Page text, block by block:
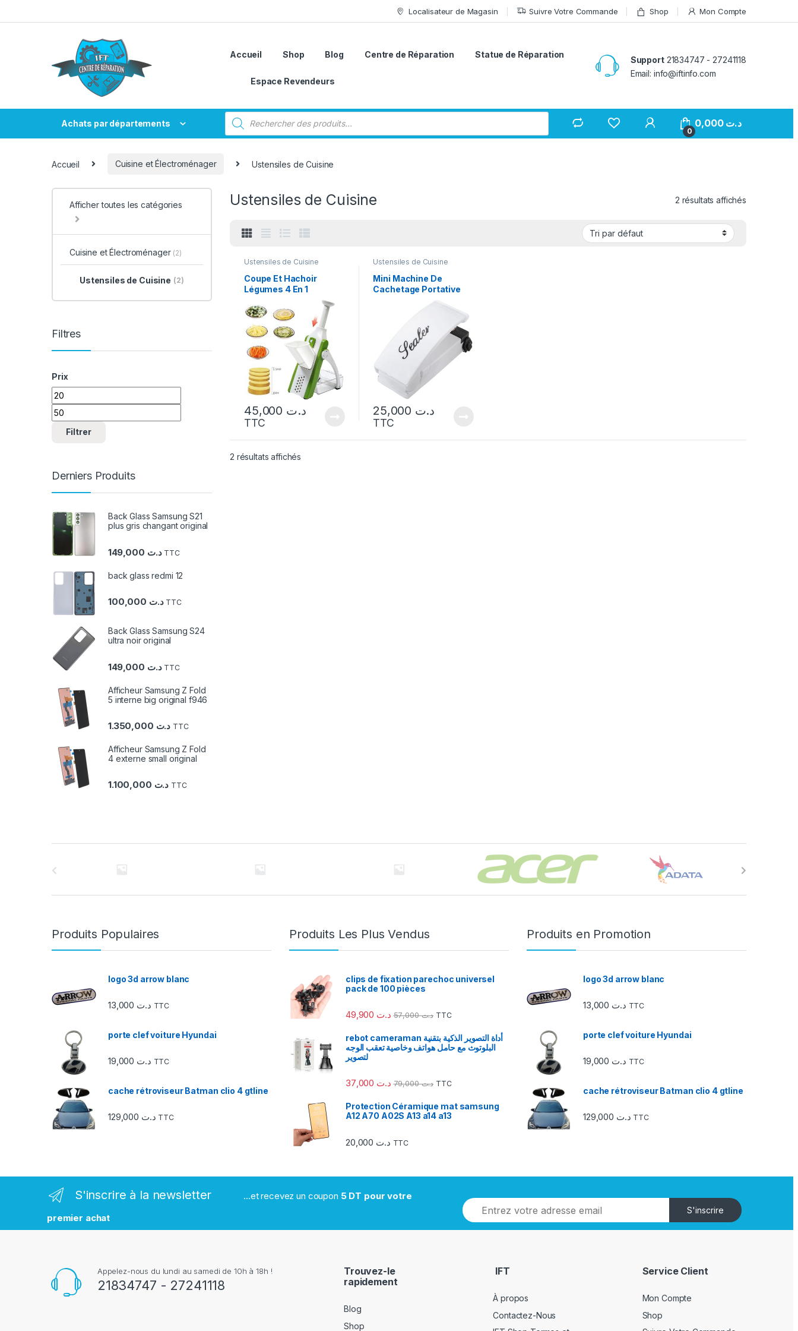
Localisateur de Magasin Suivre Votre Commande Shop Mon Compte
Accueil Shop Blog Centre de Réparation Statue de Réparation
Espace Revendeurs
Support21834747 - 27241118
Email: info@iftinfo.com
Achats par départements
Recherche de produits
0
د.ت 0,000
Accueil Cuisine et Électroménager Ustensiles de Cuisine
Ustensiles de Cuisine 2 résultats affichés
Ustensiles de Cuisine
Coupe Et Hachoir
Légumes 4 En 1
د.ت
TTC
Ustensiles de Cuisine
Mini Machine De
Cachetage Portative
Pour Sac En Plastique
د.ت
TTC
2 résultats affichés
Afficher toutes les catégories
Cuisine et Électroménager (2)
Ustensiles de Cuisine (2)
Filtres
Prix
Prix min
Prix max
Filtrer
Derniers Produits
Back Glass Samsung S21
plus gris changant original
د.ت TTC
back glass redmi 12
د.ت TTC
Back Glass Samsung S24
ultra noir original
د.ت TTC
Afficheur Samsung Z Fold
5 interne big original f946
د.ت TTC
Afficheur Samsung Z Fold
4 externe small original
د.ت TTC
u
Produits Populaires
logo 3d arrow blanc
د.ت TTC
porte clef voiture Hyundai
د.ت TTC
cache rétroviseur Batman clio 4 gtline
د.ت TTC
Produits Les Plus Vendus
clips de fixation parechoc universel
pack de 100 pièces
د.ت د.ت57,000 TTC
rebot cameraman أداة التصوير الذكية بتقنية
البلوتوث مع حامل هواتف وخاصية تعقب الوجه
لتصوير
د.ت د.ت79,000 TTC
Protection Céramique mat samsung
A12 A70 A02S A13 a14 a13
د.ت TTC
Produits en Promotion
logo 3d arrow blanc
د.ت TTC
porte clef voiture Hyundai
د.ت TTC
cache rétroviseur Batman clio 4 gtline
د.ت TTC
S'inscrire à la newsletter ...et recevez un coupon 5 DT pour votre
premier achat
S'inscrire
Appelez-nous du lundi au samedi de 10h à 18h !
21834747 - 27241118
Trouvez-le
rapidement
Blog
Shop
IFT
À propos
Contactez-Nous
Service Client
Mon Compte
Shop